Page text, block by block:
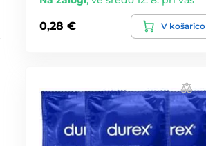
0,28 € V košarico